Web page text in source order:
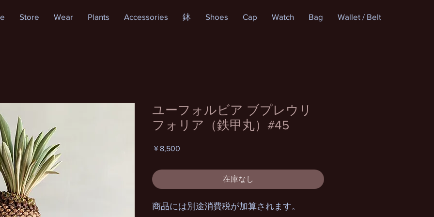
Store Wear Plants Accessories 鉢 Shoes Cap Watch Bag Wallet / Belt
ユーフォルビア ブプレウリ
フォリア（鉄甲丸）#45
￥8,500
在庫なし
商品には別途消費税が加算されます。